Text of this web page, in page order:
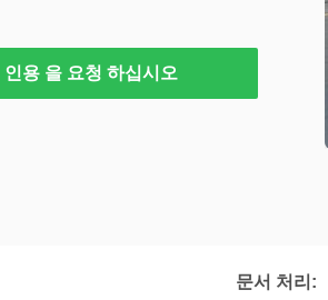
인용 을 요청 하십시오
문서 처리: